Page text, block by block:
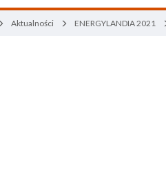
Aktualności ENERGYLANDIA 2021